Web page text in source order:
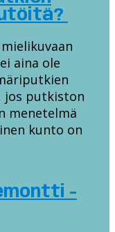
aina ole
jos putkiston
menetelmä
kunto on
-